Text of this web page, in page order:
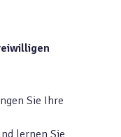
Sie Ihre
lernen Sie